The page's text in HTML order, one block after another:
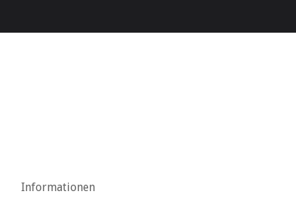
Informationen